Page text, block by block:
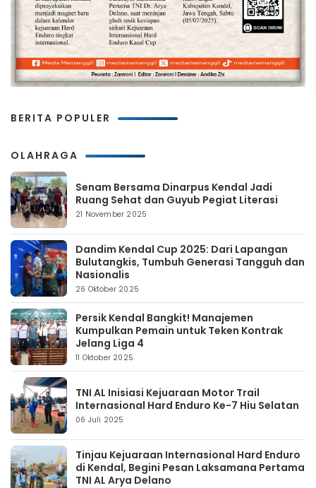
BERITA POPULER
OLAHRAGA
Senam Bersama Dinarpus Kendal Jadi
Ruang Sehat dan Guyub Pegiat Literasi
21 November 2025
Dandim Kendal Cup 2025: Dari Lapangan
Bulutangkis, Tumbuh Generasi Tangguh dan
Nasionalis
26 Oktober 2025
Persik Kendal Bangkit! Manajemen
Kumpulkan Pemain untuk Teken Kontrak
Jelang Liga 4
11 Oktober 2025
TNI AL Inisiasi Kejuaraan Motor Trail
Internasional Hard Enduro Ke-7 Hiu Selatan
06 Juli 2025
Tinjau Kejuaraan Internasional Hard Enduro
di Kendal, Begini Pesan Laksamana Pertama
TNI AL Arya Delano